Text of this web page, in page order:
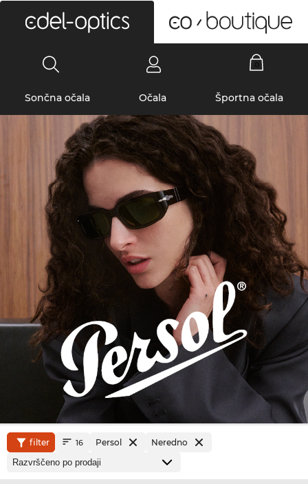
Sončna očala Očala Športna očala
filter 16 Persol Neredno